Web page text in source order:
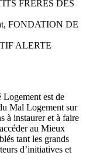
FRÈRES DES
FONDATION DE
ALERTE
Logement est de
Mal Logement sur
à instaurer et à faire
au Mieux
tant les grands
d’initiatives et